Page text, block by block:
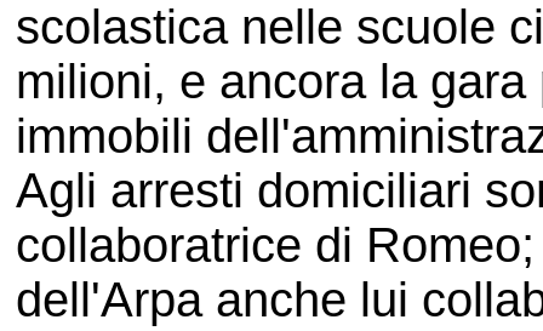
scolastica nelle scuole
milioni, e ancora la
immobili
Agli arresti domiciliari
collaboratrice di
dell'Arpa anche lui